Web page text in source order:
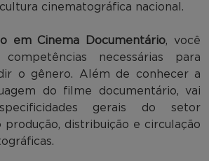
cinematográfica nacional.
em Cinema Documentário, você
necessárias para
o gênero. Além de conhecer a
do filme documentário, vai
gerais do setor
produção, distribuição e circulação